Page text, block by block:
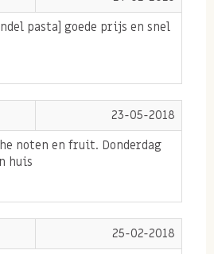
pasta] goede prijs en snel
23-05-2018
noten en fruit. Donderdag
huis
25-02-2018